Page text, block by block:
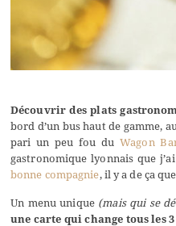
Découvrir des plats
bord d’un bus haut de gamme,
pari un peu fou duWagon
gastronomique lyonnais que
bonne compagnie, il y a de ça
Un menu unique (mais qui se
une carte qui change tous les